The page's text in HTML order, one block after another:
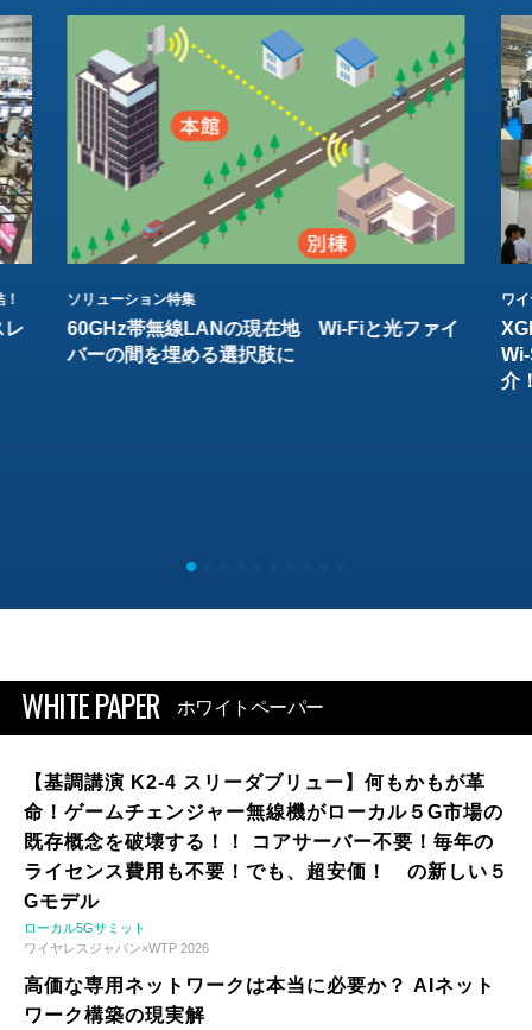
レ
ソリューション特集
60GHz帯無線LANの現在地 Wi-Fiと光ファイ
バーの間を埋める選択肢に
ワ
介
WHITE PAPER ホワイトペーパー
【基調講演 K2-4 スリーダブリュー】何もかもが革
命！ゲームチェンジャー無線機がローカル５G市場の
既存概念を破壊する！！ コアサーバー不要！毎年の
ライセンス費用も不要！でも、超安価！ の新しい５
Gモデル
ローカル5Gサミット
ワイヤレスジャパン×WTP 2026
高価な専用ネットワークは本当に必要か？ AIネット
ワーク構築の現実解